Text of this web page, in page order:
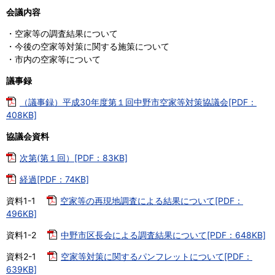
会議内容
・空家等の調査結果について
・今後の空家等対策に関する施策について
・市内の空家等について
議事録
（議事録）平成30年度第１回中野市空家等対策協議会[PDF：
408KB]
協議会資料
次第(第１回）[PDF：83KB]
経過[PDF：74KB]
資料1-1
空家等の再現地調査による結果について[PDF：
496KB]
資料1-2 中野市区長会による調査結果について[PDF：648KB]
資料2-1
空家等対策に関するパンフレットについて[PDF：
639KB]